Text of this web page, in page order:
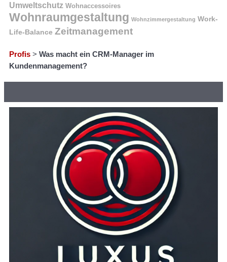
Umweltschutz Wohnaccessoires
Wohnraumgestaltung Wohnzimmergestaltung Work-
Life-Balance Zeitmanagement
Profis > Was macht ein CRM-Manager im
Kundenmanagement?